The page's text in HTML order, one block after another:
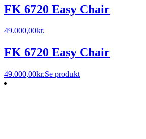
FK 6720 Easy Chair
49.000,00kr.
FK 6720 Easy Chair
49.000,00kr.Se produkt